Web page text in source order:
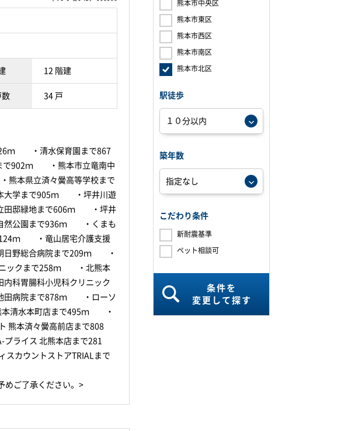
12 階建
数 34 戸
ｍ ・清水保育園まで867
902ｍ ・熊本市立竜南中
本県立済々黌高等学校まで
大学まで905ｍ ・坪井川遊
田邸緑地まで606ｍ ・坪井
然公園まで936ｍ ・くまも
124ｍ ・竜山居宅介護支援
野総合病院まで209ｍ ・
ックまで258ｍ ・北熊本
胃腸科小児科クリニック
病院まで878ｍ ・ローソ
本清水本町店まで495ｍ ・
熊本済々黌高前店まで808
イス 北熊本店まで281
カウントストアTRIALまで
めご了承ください。>
熊本市中央区
熊本市東区
熊本市西区
熊本市南区
熊本市北区
駅徒歩
築年数
こだわり条件
新耐震基準
ペット相談可
条件を
変更して探す